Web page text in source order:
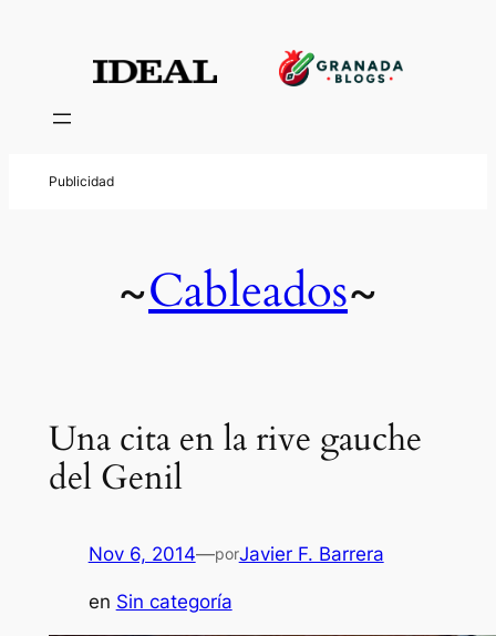
~Cableados~
Una cita en la rive gauche
del Genil
Nov 6, 2014—porJavier F. Barrera
en Sin categoría